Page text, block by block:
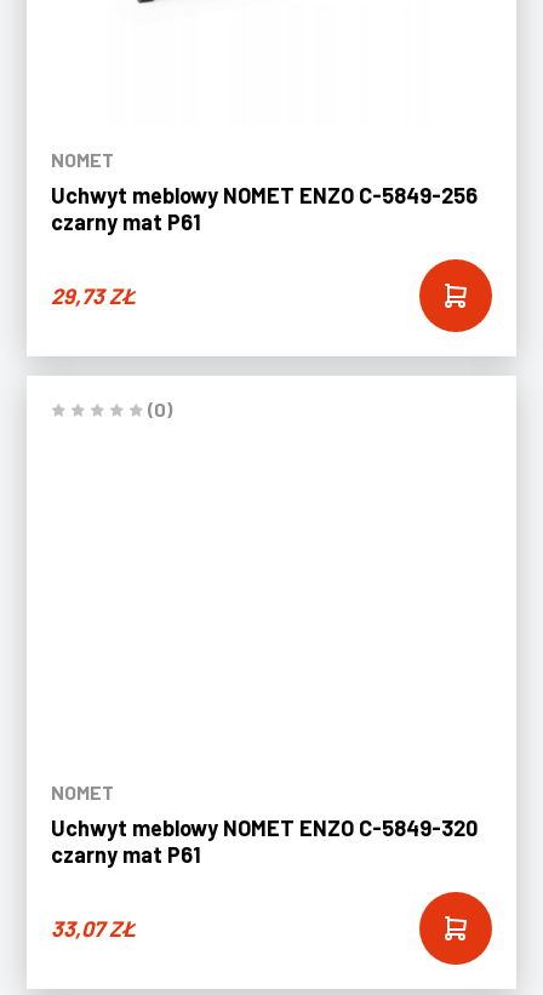
NOMET
Uchwyt meblowy NOMET ENZO C-5849-256
czarny mat P61
29,73ZŁ
(0)
NOMET
Uchwyt meblowy NOMET ENZO C-5849-320
czarny mat P61
33,07ZŁ